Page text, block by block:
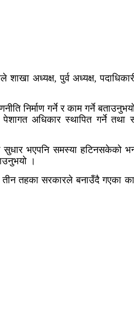
अध्यक्ष, पुर्व अध्यक्ष,
निर्माण गर्ने र काम गर्ने
पेशागत अधिकार स्थापित गर्ने
सुधार भएपनि समस्या हटिनसकेको
।
तहका सरकारले बनाउँदै गएका